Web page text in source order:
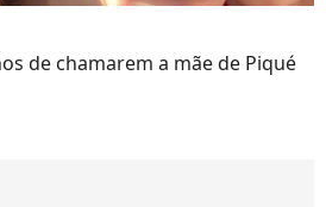
de chamarem a mãe de Piqué